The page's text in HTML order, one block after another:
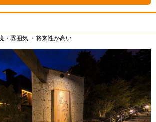
・雰囲気 ・将来性が高い